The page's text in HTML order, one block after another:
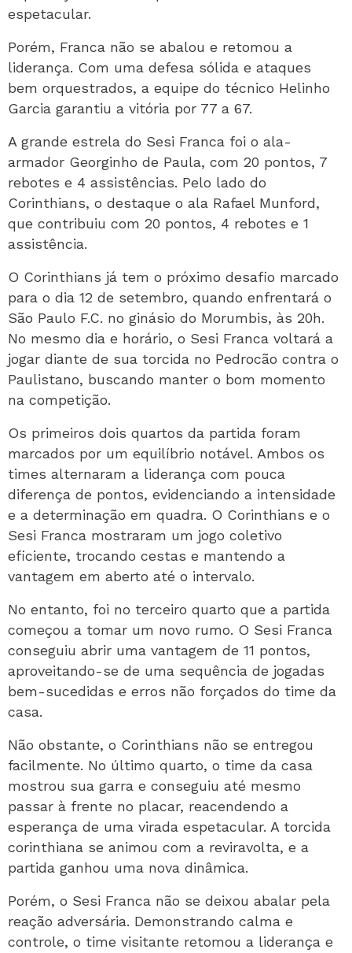
espetacular.
Porém, Franca não se abalou e retomou a
liderança. Com uma defesa sólida e ataques
bem orquestrados, a equipe do técnico Helinho
Garcia garantiu a vitória por 77 a 67.
A grande estrela do Sesi Franca foi o ala-
armador Georginho de Paula, com 20 pontos, 7
rebotes e 4 assistências. Pelo lado do
Corinthians, o destaque o ala Rafael Munford,
que contribuiu com 20 pontos, 4 rebotes e 1
assistência.
O Corinthians já tem o próximo desafio marcado
para o dia 12 de setembro, quando enfrentará o
São Paulo F.C. no ginásio do Morumbis, às 20h.
No mesmo dia e horário, o Sesi Franca voltará a
jogar diante de sua torcida no Pedrocão contra o
Paulistano, buscando manter o bom momento
na competição.
Os primeiros dois quartos da partida foram
marcados por um equilíbrio notável. Ambos os
times alternaram a liderança com pouca
diferença de pontos, evidenciando a intensidade
e a determinação em quadra. O Corinthians e o
Sesi Franca mostraram um jogo coletivo
eficiente, trocando cestas e mantendo a
vantagem em aberto até o intervalo.
No entanto, foi no terceiro quarto que a partida
começou a tomar um novo rumo. O Sesi Franca
conseguiu abrir uma vantagem de 11 pontos,
aproveitando-se de uma sequência de jogadas
bem-sucedidas e erros não forçados do time da
casa.
Não obstante, o Corinthians não se entregou
facilmente. No último quarto, o time da casa
mostrou sua garra e conseguiu até mesmo
passar à frente no placar, reacendendo a
esperança de uma virada espetacular. A torcida
corinthiana se animou com a reviravolta, e a
partida ganhou uma nova dinâmica.
Porém, o Sesi Franca não se deixou abalar pela
reação adversária. Demonstrando calma e
controle, o time visitante retomou a liderança e